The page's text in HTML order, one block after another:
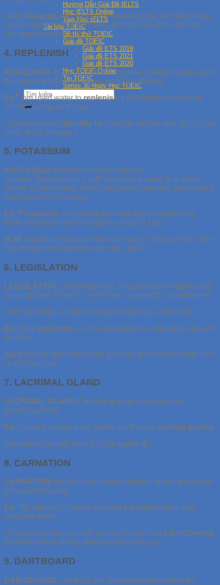
Hướng Dẫn Giải Đề IELTS
Học IELTS Online
Tips Học IELTS
Tài liệu TOEIC
Đề thi thử TOEIC
Giải đề TOEIC
Giải đề ETS 2019
Giải đề ETS 2021
Giải đề ETS 2020
Học TOEIC Online
Tip TOEIC
Series 30 Ngày Học TOEIC
(Trên đài quan sát, người lính trẻ không chú tâm đến nhiệm
vụ của mình. Tâm trí anh đang dồn hết vào lá thư anh viết
cho người con gái anh yêu.)
4. REPLENISH
REPLENISH /ri’pleni∫/ (t. verb): To make something full again
by replacing what has been used (Làm đầy lại)
Ex: Tom used water toreplenish a milk bottle to cover his
“crime”, eating on the sly.
(Tom dùng nước làm đầy lạichai sữa để che dấu “tội lỗi” của
mình, đó là ăn vụng.)
5. POTASSIUM
POTASSIUM /pə’tæsiəm/ (n):A chemical
element. Potassium is a soft silver-white metal that exists
mainly in compounds which are used in industry and farming
Kali [nguyên tố hoá học]
Ex: Potassium, a chemical element disconnected from
KOH, was found by Sir Humphry Davy in 1807.
(Kali, nguyên tố hoá học tách ra từ muối Carbonat Kali, được
ông Humphry Davy tìm ra vào năm 1807.)
6. LEGISLATION
LEGISLATION /,ledʒis’lei∫n/ (n): The process of making and
passing laws; A law or a set of laws passed by a parliament
(Việc lập pháp, sự xây dựng luật; pháp luật, pháp chế)
Ex: New legislation is to be introduced to help single-parent
families.
(Luậtmới sẽ được đưa ra để giúp các gia đình đơn thân (chỉ
có bố hoặc mẹ)
7. LACRIMAL GLAND
LACRIMAL GLAND /’lækriml glænd/ (n):Lachrymal
gland (Tuyến lệ)
Ex: Located behind each eyelid are the two lacrimal glands.
(Nằm phía sau mỗi mí mắt là hai tuyến lệ.)
8. CARNATION
CARNATION /kɑ:’nei∫n/ (n):Sweet William, pinks, gillyflower
(Hoa cẩm chướng)
Ex: “My princess” loves a graceful carnation more than
exquisite roses.
(“Nàng công chúa của tôi” yêu thích cánh hoa Cẩm Chướng
thanh tú hơn là những đoá hoa hồng kiêu sa.)
9. DARTBOARD
DARTBOARD /ˈdɑːtbɔːd/ (n): A round board used in the